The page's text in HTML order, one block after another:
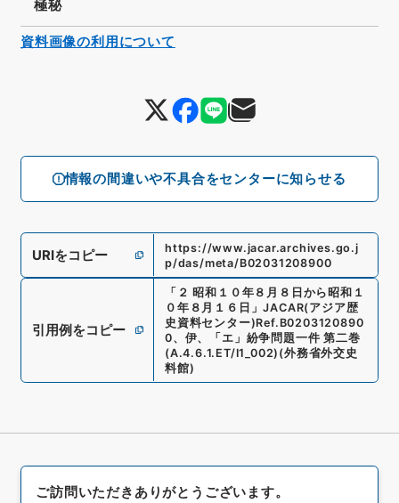
情報の間違いや不具合をセンターに知らせる
極秘
URIをコピー
https://www.jacar.archives.go.j
p/das/meta/B02031208900
引用例をコピー
「 ２ 昭和１０年８月８日から昭和１
０年８月１６日 」JACAR(アジア歴
史資料センター)Ref. B0203120890
0、 伊、「エ」紛争問題一件 第二巻
(A.4.6.1.ET/I1_002) (外務省外交史
料館)
資料画像の利用について
ご訪問いただきありがとうございます。